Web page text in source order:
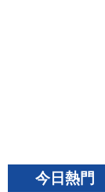
今日熱門